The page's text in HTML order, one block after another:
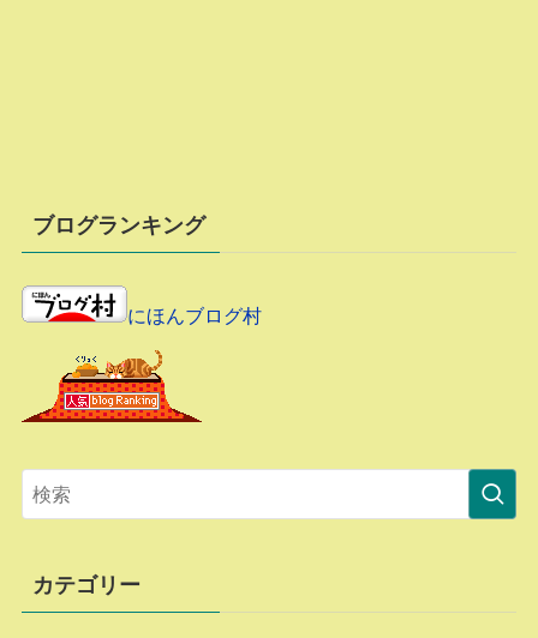
ブログランキング
にほんブログ村
カテゴリー